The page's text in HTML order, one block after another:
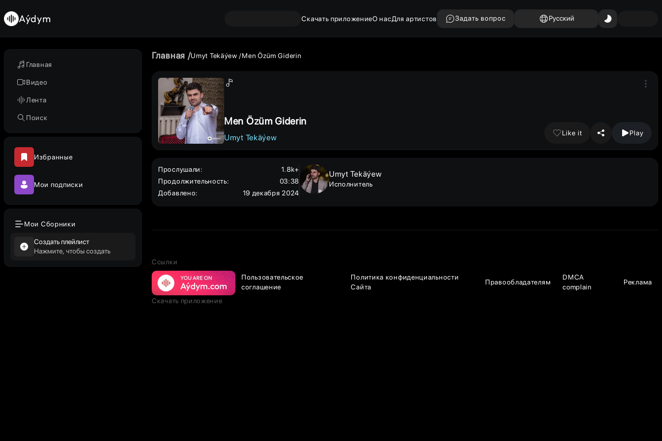
Главная
Видео
Лента
Поиск
Избранные
Мои подписки
Мои Сборники
Создать плейлист
Нажмите, чтобы создать
Aýdym Скачать приложениеО насДля артистов Задать вопрос Русский
Главная Umyt Tekäýew Men Özüm Giderin
Men Özüm Giderin
Umyt Tekäýew
Like it Play
Прослушали:
1.8k+
Продолжительность:
03:38
Добавлено: 19 декабря 2024
Umyt Tekäýew
Исполнитель
Ссылки
Пользовательское
соглашение
Политика конфиденциальности
Сайта
Правообладателям
DMCA
complain
Реклама
Скачать приложение